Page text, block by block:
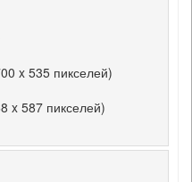
x 535 пикселей)
x 587 пикселей)